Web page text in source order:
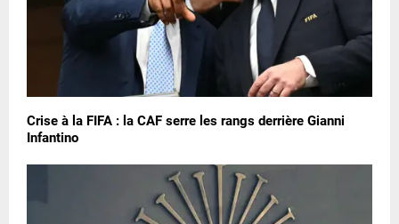
Crise à la FIFA : la CAF serre les rangs derrière Gianni
Infantino